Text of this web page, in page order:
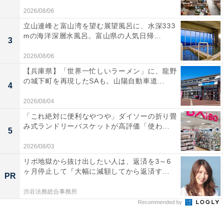
チェックイン・チェックアウト
チェックイン：15:00
チェックアウト：10:00
※プランにより時間が異なる可能性があります
あわせて読みたい
【岩手県の人気ホテル】「志戸平温泉 湯の杜
ホテル志戸平」が選ばれる理由
2026/08/06
3
立山連峰と富山湾を望む展望風呂に、水深333
mの海洋深層水風呂。富山県の人気日帰...
2026/08/06
4
【兵庫県】「世界一忙しいラーメン」に、龍野
の城下町を再現したSAも。山陽自動車道...
2026/08/04
5
「これ絶対に便利なやつや」ダイソーの折り畳
み式ランドリーバスケットが高評価「使わ...
2026/08/03
PR
リボ地獄から抜け出したい人は、返済を3～6
ヶ月停止して『大幅に減額してから返済す...
渋谷法務総合事務所
Recommended by